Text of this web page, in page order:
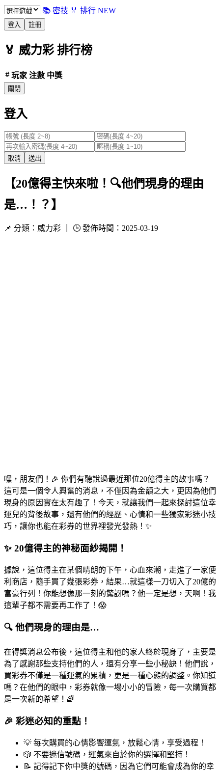
📚 密技 🏅 排行 NEW
登入 註冊
🏅 威力彩排行榜
# 玩家 注數 中獎
關閉
登入
取消 送出
【20億得主快來啦！🔍他們現身的理由
是…！？】
📌 分類：威力彩 ｜ 🕒 發佈時間：2025-03-19
嘿，朋友們！🎉 你們有聽說過最近那位20億得主的故事嗎？
這可是一個令人興奮的消息，不僅因為金額之大，更因為他們
現身的原因實在太有趣了！今天，就讓我們一起來探討這位幸
運兒的背後故事，還有他們的經歷、心情和一些獨家彩迷小技
巧，讓你也能在彩券的世界裡發光發熱！✨
✨ 20億得主的神秘面紗揭開！
據說，這位得主在某個晴朗的下午，心血來潮，走進了一家便
利商店，隨手買了幾張彩券，結果…就這樣一刀切入了20億的
富豪行列！你能想像那一刻的驚訝嗎？他一定是想，天啊！我
這輩子都不需要再工作了！😱
🔍 他們現身的理由是…
在得獎消息公布後，這位得主和他的家人終於現身了，主要是
為了感謝那些支持他們的人，還有分享一些小秘訣！他們說，
買彩券不僅是一種運氣的累積，更是一種心態的調整。你知道
嗎？在他們的眼中，彩券就像一場小小的冒險，每一次購買都
是一次新的希望！🌈
🎉 彩迷必知的重點！
💡 每次購買的心情影響運氣，放鬆心情，享受過程！
🎲 不要迷信號碼，運氣來自於你的選擇和堅持！
📝 記得記下你中獎的號碼，因為它們可能會成為你的幸